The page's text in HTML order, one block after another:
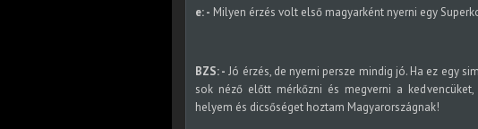
e: - Milyen érzés volt első magyarként nyerni egy
BZS: - Jó érzés, de nyerni persze mindig jó. Ha ez egy
sok néző előtt mérkőzni és megverni a
helyem és dicsőséget hoztam Magyarországnak!